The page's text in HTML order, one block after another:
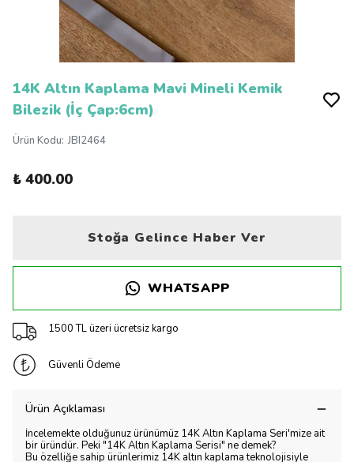
14K Altın Kaplama Mavi Mineli Kemik
Bilezik (İç Çap:6cm)
Ürün Kodu: JBI2464
₺ 400.00
Stoğa Gelince Haber Ver
WHATSAPP
1500 TL üzeri ücretsiz kargo
Güvenli Ödeme
Ürün Açıklaması
İncelemekte olduğunuz ürünümüz 14K Altın Kaplama Seri'mize ait
bir üründür. Peki "14K Altın Kaplama Serisi" ne demek?
Bu özelliğe sahip ürünlerimiz 14K altın kaplama teknolojisiyle